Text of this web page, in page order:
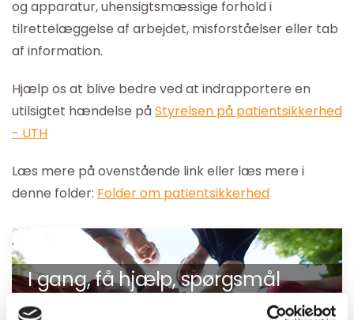
og apparatur, uhensigtsmæssige forhold i
tilrettelæggelse af arbejdet, misforståelser eller tab
af information.
Hjælp os at blive bedre ved at indrapportere en
utilsigtet hændelse påStyrelsen på patientsikkerhed
- UTH
Læs mere på ovenstående link eller læs mere i
denne folder: Folder om patientsikkerhed
I gang, få hjælp, spørgsmål
mv.?